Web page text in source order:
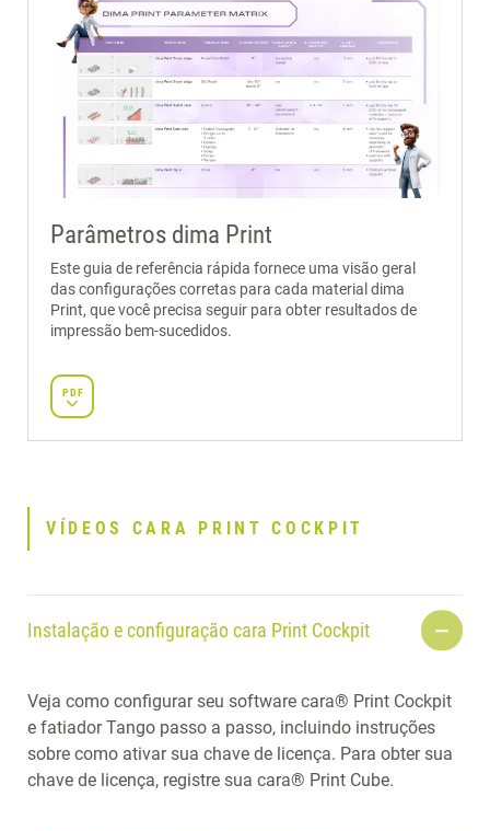
Parâmetros dima Print
Este guia de referência rápida fornece uma visão geral
das configurações corretas para cada material dima
Print, que você precisa seguir para obter resultados de
impressão bem-sucedidos.
PDF
VÍDEOS CARA PRINT COCKPIT
Instalação e configuração cara Print Cockpit
Veja como configurar seu software cara® Print Cockpit
e fatiador Tango passo a passo, incluindo instruções
sobre como ativar sua chave de licença. Para obter sua
chave de licença, registre sua cara® Print Cube.